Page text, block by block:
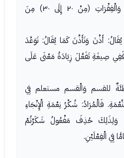
مِنَ الْإِصْحَاحِ (٢٠) مِنْهُ، وَالْفِقْرَاتِ (مِنْ ٢٠ إِلَى ٣٠) مِنَ
يُقَالُ: أَذَّنَ وَتَأَذَّنَ كَمَا يُقَالُ: تَوَعَّدَ
صِيغَةِ تَفَعَّلَ زِيَادَةُ مَعْنَى عَلَى
للقسم وَالْقسم مستعلم فِي
فَالْمُرَادُ: شُكْرُ نِعْمَةِ الْإِنْجَاءِ
وَلِذَلِكَ حُذِفَ مَفْعُولُ شَكَرْتُمْ
فِي الْفِعْلَيْنِ.